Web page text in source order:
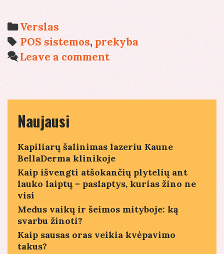
kompiuterinės
yra
geriau
aparatus
Categories
Verslas
Tags
POS sistemos, prekyba
Leave a comment
Naujausi
Kapiliarų šalinimas lazeriu Kaune
BellaDerma klinikoje
Kaip išvengti atšokančių plytelių ant
lauko laiptų – paslaptys, kurias žino ne
visi
Medus vaikų ir šeimos mityboje: ką
svarbu žinoti?
Kaip sausas oras veikia kvėpavimo
takus?